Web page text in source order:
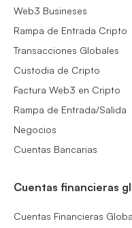
Web3 Busineses
Rampa de Entrada Cripto
Transacciones Globales
Custodia de Cripto
Factura Web3 en Cripto
Rampa de Entrada/Salida
Negocios
Cuentas Bancarias
Cuentas financieras
Cuentas Financieras